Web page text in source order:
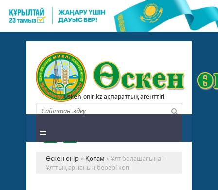
Osken-onir.kz ақпараттық агенттігі
Өскен өңір » Қоғам » Ұлт болашағына –
Ұлттық арнаның берері көп